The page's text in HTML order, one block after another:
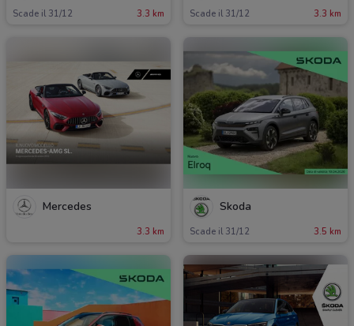
Scade il 31/12 3.3 km Scade il 31/12 3.3 km
Mercedes
3.3 km
Skoda
Scade il 31/12 3.5 km